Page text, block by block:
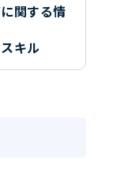
関する情
キル